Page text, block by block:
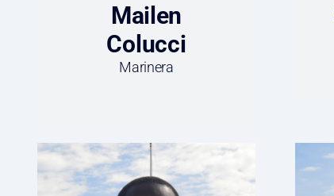
Mailen
Colucci
Marinera